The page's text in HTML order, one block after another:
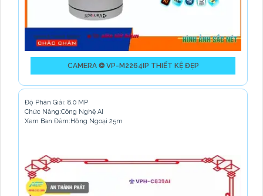
CAMERA ❂ VP-M2264IP THIẾT KỆ ĐẸP
Độ Phân Giải: 8.0 MP
Chức Năng:Công Nghệ AI
Xem Ban Đêm:Hồng Ngoại 25m